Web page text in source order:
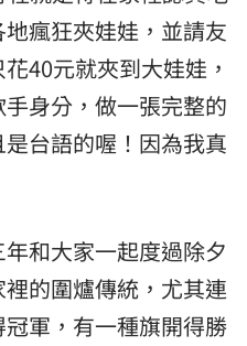
瘋狂夾娃娃，並請友
40元就夾到大娃娃，
身分，做一張完整的
台語的喔！因為我真
和大家一起度過除夕
的圍爐傳統，尤其連
軍，有一種旗開得勝